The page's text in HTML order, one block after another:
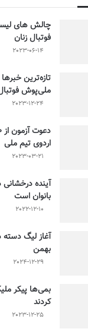
چالش هاى
فوتبال زنان
2023-06-14
ملی‌پوش
2023-12-24
اردوی تیم ملی
2023-03-21
آینده درخشانی
بانوان است
2022-12-10
آغاز لیگ دسته
بهمن
2024-12-29
بمی‌ها پیکر
کردند
2023-12-25